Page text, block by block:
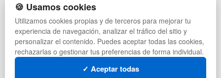
POLÍTICA DE PRIVACIDAD
CONDICIONES DE USO
CAMBIOS Y DEVOLUCIONES
CONTACTO
QUIENES SOMOS
MAPA WEB
PREGUNTAS FRECUENTES
PALETS DE PLÁSTICO
MANUTENCIÓN
GESTIÓN DE RESIDUOS
PALETS
CONTENEDORES DE PLÁSTICO
LIQUIDACIÓN Y SOBRANTES
🍪 Usamos cookies
Utilizamos cookies propias y de terceros para mejorar tu
experiencia de navegación, analizar el tráfico del sitio y
personalizar el contenido. Puedes aceptar todas las cookies,
rechazarlas o gestionar tus preferencias de forma individual.
✓ Aceptar todas